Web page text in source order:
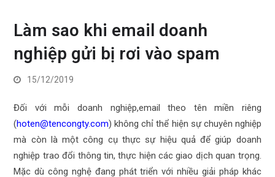
Làm sao khi email doanh
nghiệp gửi bị rơi vào spam
15/12/2019
Đối với mỗi doanh nghiệp,email theo tên miền riêng
(hoten@tencongty.com) không chỉ thể hiện sự chuyên nghiệp
mà còn là một công cụ thực sự hiệu quả để giúp doanh
nghiệp trao đổi thông tin, thực hiện các giao dịch quan trọng.
Mặc dù công nghệ đang phát triển với nhiều giải pháp khác